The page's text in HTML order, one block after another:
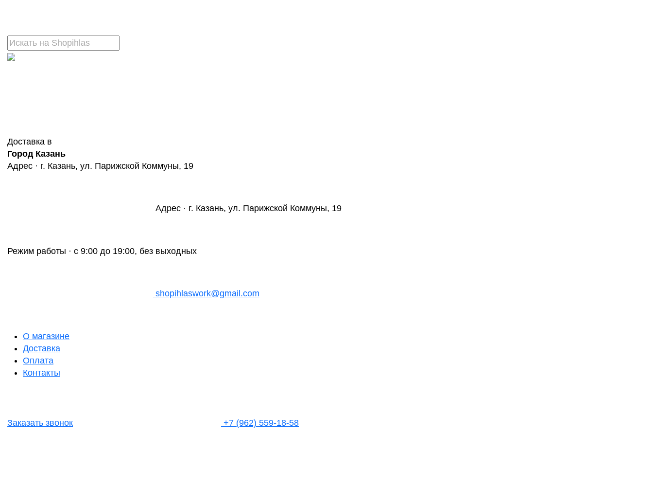
Доставка в
Город Казань
Адрес · г. Казань, ул. Парижской Коммуны, 19
Адрес · г. Казань, ул. Парижской Коммуны, 19
Режим работы · с 9:00 до 19:00, без выходных
shopihlaswork@gmail.com
О магазине
Доставка
Оплата
Контакты
Заказать звонок +7 (962) 559-18-58